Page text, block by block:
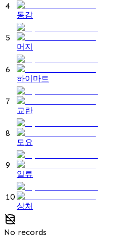
4
동감
5
머지
6
하이마트
7
교란
8
모요
9
일류
10
상처
No records